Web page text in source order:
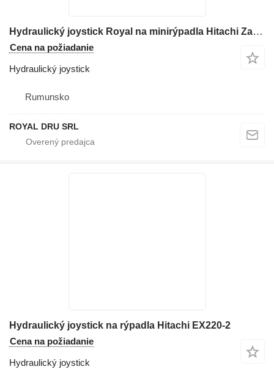
Hydraulický joystick Royal na minirýpadla Hitachi Zaxis 120
Cena na požiadanie
Hydraulický joystick
Rumunsko
ROYAL DRU SRL
Hydraulický joystick na rýpadla Hitachi EX220-2
Cena na požiadanie
Hydraulický joystick